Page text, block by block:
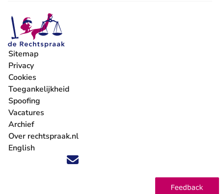
Volg ons op X (Twitter) - U verlaat Rechtspraak.nl
Volg ons op Facebook - U verlaat Rechtspraak.nl
Volg ons op Instagram - U verlaat Rechtspraak.nl
Volg ons op Youtube - U verlaat Rechtspraak.nl
Volg ons op LinkedIn - U verlaat
'Blijf op de hoogte' nieuwsbrief - U verlaat
Sitemap
Privacy
Cookies
Toegankelijkheid
Spoofing
Vacatures
- U verlaat Rechtspraak.nl
Archief
Over rechtspraak.nl
English